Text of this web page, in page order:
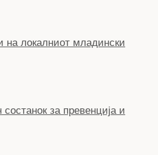
на локалниот младински
за превенција и